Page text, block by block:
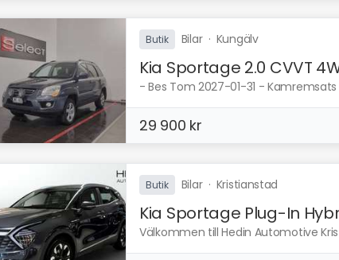
Butik Bilar· Kungälv
Kia Sportage 2.0 CVVT
- Bes Tom 2027-01-31 - Kamremsats
29 900 kr
Butik Bilar· Kristianstad
Kia Sportage Plug-In
Välkommen till Hedin Automotive